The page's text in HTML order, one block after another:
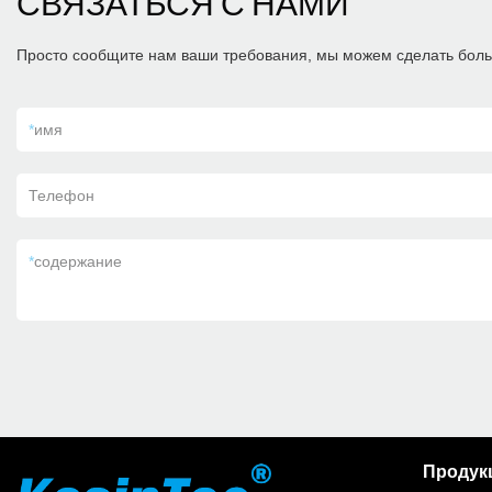
Просто сообщите нам ваши требования, мы можем сделать
*имя
Телефон
*содержание